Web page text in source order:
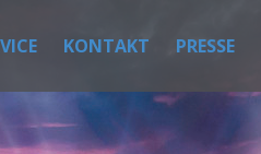
KONTAKT PRESSE